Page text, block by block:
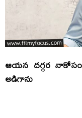
ఆయన దగ్గర నాకోసం
అడిగాను